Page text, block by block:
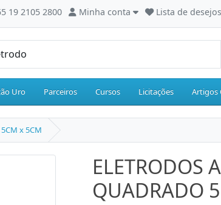
19 2105 2800 Minha conta Lista de
Uro Parceiros Cursos Licitações Artigos
5CM x 5CM
ELETRODOS
QUADRADO